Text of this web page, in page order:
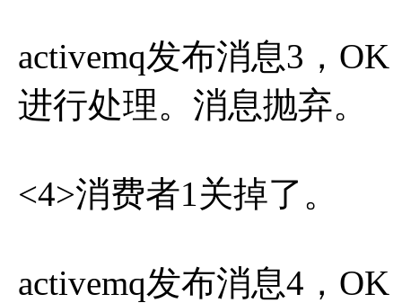
activemq发布消息3，
进行处理。消息抛弃。
<4>消费者1关掉了。
activemq发布消息4，